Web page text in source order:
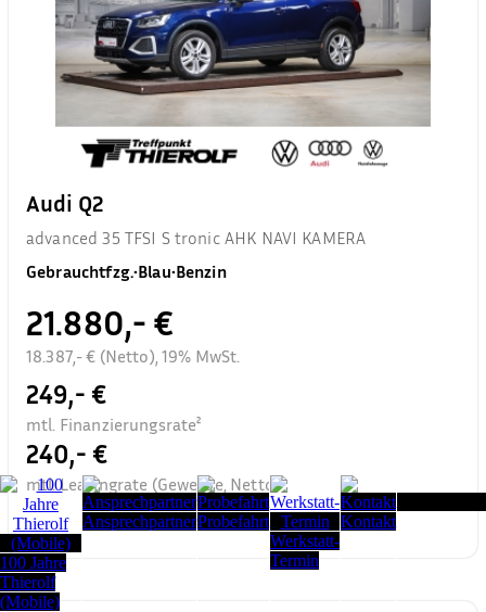
Audi Q2
advanced 35 TFSI S tronic AHK NAVI KAMERA
Gebrauchtfzg.•Blau•Benzin
21.880,- €
18.387,- € (Netto), 19% MwSt.
249,- €
mtl. Finanzierungsrate²
240,- €
mtl. Leasingrate (Gewerbe, Netto)³
100 Jahre
Thierolf
(Mobile)
AnsprechpartnerProbefahrt
Werkstatt-
Termin
Kontakt